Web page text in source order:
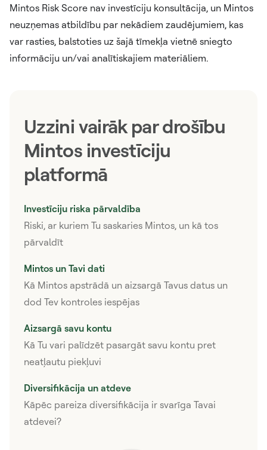
Mintos Risk Score nav investīciju konsultācija, un Mintos
neuzņemas atbildību par nekādiem zaudējumiem, kas
var rasties, balstoties uz šajā tīmekļa vietnē sniegto
informāciju un/vai analītiskajiem materiāliem.
Uzzini vairāk par drošību
Mintos investīciju
platformā
Investīciju riska pārvaldība
Riski, ar kuriem Tu saskaries Mintos, un kā tos
pārvaldīt
Mintos un Tavi dati
Kā Mintos apstrādā un aizsargā Tavus datus un
dod Tev kontroles iespējas
Aizsargā savu kontu
Kā Tu vari palīdzēt pasargāt savu kontu pret
neatļautu piekļuvi
Diversifikācija un atdeve
Kāpēc pareiza diversifikācija ir svarīga Tavai
atdevei?